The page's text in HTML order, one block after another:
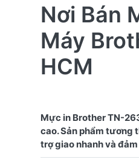
Nơi Bán
Máy
HCM
Mực in Brother TN-
cao. Sản phẩm tương